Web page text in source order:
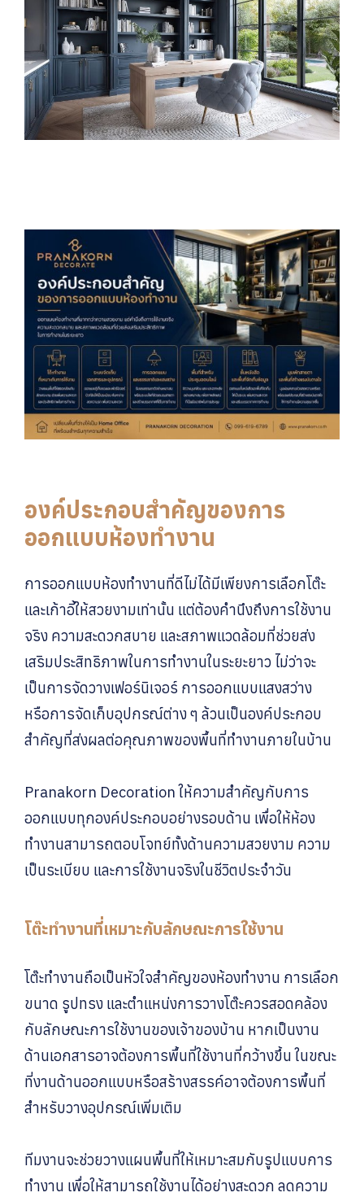
องค์ประกอบสำคัญของการ
ออกแบบห้องทำงาน
การออกแบบห้องทำงานที่ดีไม่ได้มีเพียงการเลือกโต๊ะ
และเก้าอี้ให้สวยงามเท่านั้น แต่ต้องคำนึงถึงการใช้งาน
จริง ความสะดวกสบาย และสภาพแวดล้อมที่ช่วยส่ง
เสริมประสิทธิภาพในการทำงานในระยะยาว ไม่ว่าจะ
เป็นการจัดวางเฟอร์นิเจอร์ การออกแบบแสงสว่าง
หรือการจัดเก็บอุปกรณ์ต่าง ๆ ล้วนเป็นองค์ประกอบ
สำคัญที่ส่งผลต่อคุณภาพของพื้นที่ทำงานภายในบ้าน
Pranakorn Decoration ให้ความสำคัญกับการ
ออกแบบทุกองค์ประกอบอย่างรอบด้าน เพื่อให้ห้อง
ทำงานสามารถตอบโจทย์ทั้งด้านความสวยงาม ความ
เป็นระเบียบ และการใช้งานจริงในชีวิตประจำวัน
โต๊ะทำงานที่เหมาะกับลักษณะการใช้งาน
โต๊ะทำงานถือเป็นหัวใจสำคัญของห้องทำงาน การเลือก
ขนาด รูปทรง และตำแหน่งการวางโต๊ะควรสอดคล้อง
กับลักษณะการใช้งานของเจ้าของบ้าน หากเป็นงาน
ด้านเอกสารอาจต้องการพื้นที่ใช้งานที่กว้างขึ้น ในขณะ
ที่งานด้านออกแบบหรือสร้างสรรค์อาจต้องการพื้นที่
สำหรับวางอุปกรณ์เพิ่มเติม
ทีมงานจะช่วยวางแผนพื้นที่ให้เหมาะสมกับรูปแบบการ
ทำงาน เพื่อให้สามารถใช้งานได้อย่างสะดวก ลดความ